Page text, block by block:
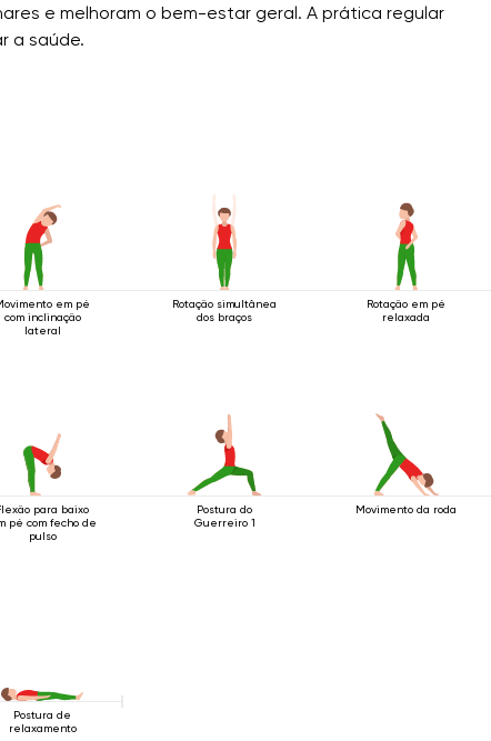
e melhoram o bem-estar geral. A prática regular
a saúde.
em pé
com inclinação
lateral
Rotação simultânea
dos braços
Rotação em pé
relaxada
para baixo
pé com fecho de
pulso
Postura do
Guerreiro 1
Movimento da roda
Postura de
relaxamento